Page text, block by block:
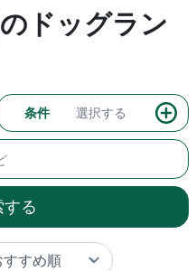
ドッグラン
条件 選択する
る